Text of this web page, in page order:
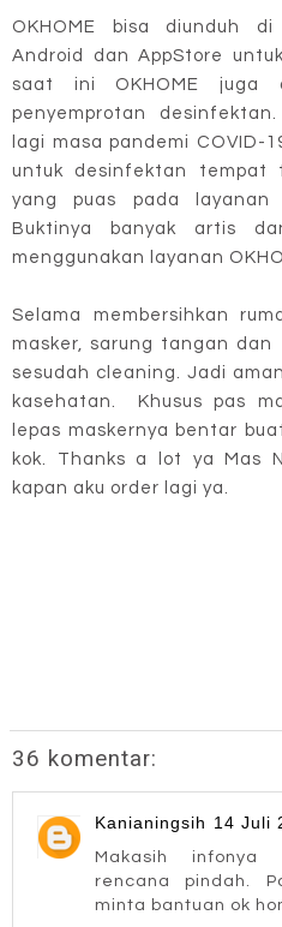
OKHOME bisa diunduh
Android dan AppStore
saat ini OKHOME juga
penyemprotan
lagi masa pandemi COVID-
untuk desinfektan tempat
yang puas pada layanan
Buktinya banyak artis
menggunakan layanan
Selama membersihkan
masker, sarung tangan
sesudah cleaning. Jadi
kasehatan. Khusus pas
lepas maskernya bentar
kok. Thanks a lot ya Mas
kapan aku order lagi ya.
36 komentar:
Kanianingsih 14 Juli
Makasih infonya
rencana pindah.
minta bantuan ok